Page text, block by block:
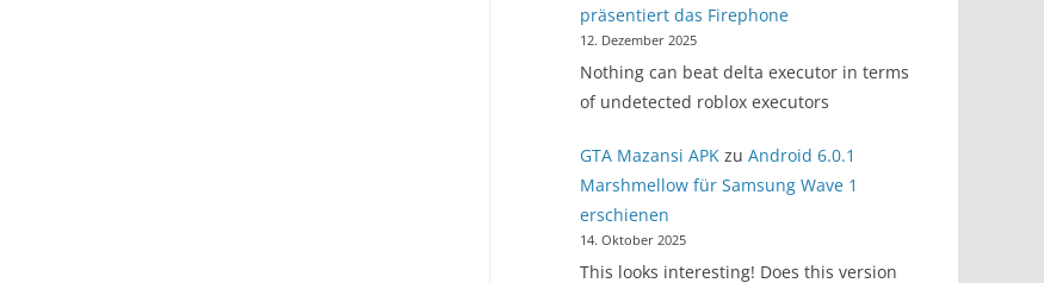
präsentiert das Firephone
12. Dezember 2025
Nothing can beat delta executor in terms
of undetected roblox executors
GTA Mazansi APKzu Android 6.0.1
Marshmellow für Samsung Wave 1
erschienen
14. Oktober 2025
This looks interesting! Does this version